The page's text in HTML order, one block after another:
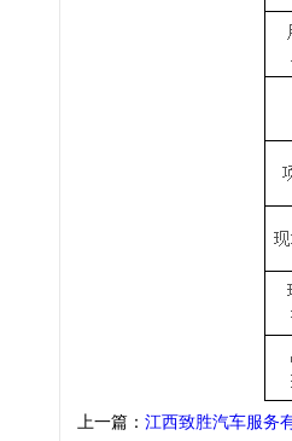
上一篇： 江西致胜汽车服务